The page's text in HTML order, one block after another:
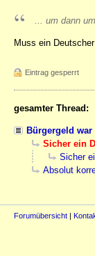
... um dann
Muss ein
Eintrag gesperrt
gesamter Thread:
Bürgergeld
Sicher ein
Sicher
Absolut
Forumübersicht |